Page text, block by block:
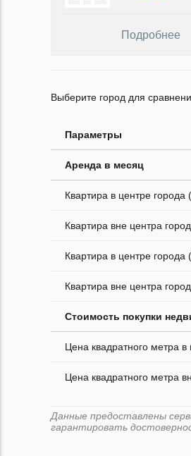
Подробнее
Выберите город для
Параметры
Аренда в месяц
Квартира в центре города
Квартира вне центра
Квартира в центре города
Квартира вне центра
Стоимость покупки
Цена квадратного метра в
Цена квадратного метра
Данные предоставлены
гарантировать